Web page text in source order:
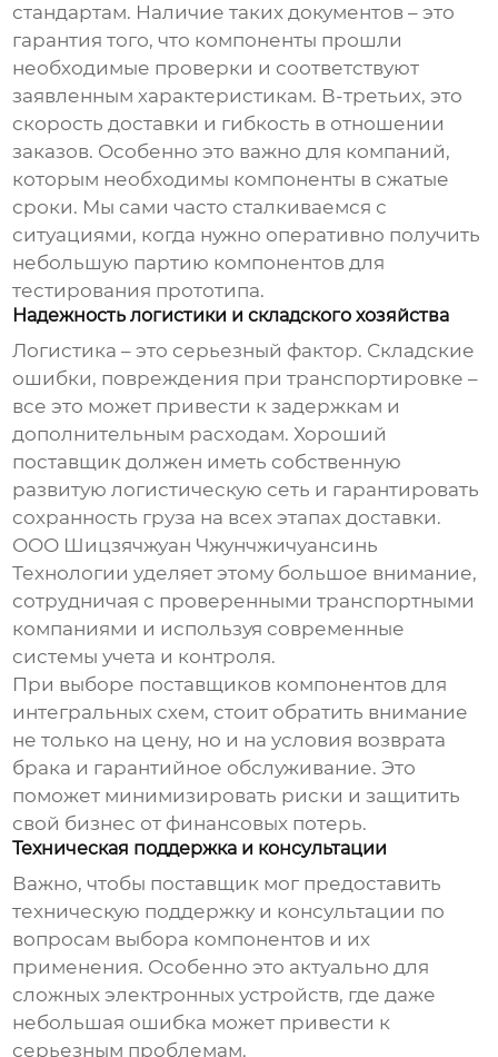
стандартам. Наличие таких документов – это
гарантия того, что компоненты прошли
необходимые проверки и соответствуют
заявленным характеристикам. В-третьих, это
скорость доставки и гибкость в отношении
заказов. Особенно это важно для компаний,
которым необходимы компоненты в сжатые
сроки. Мы сами часто сталкиваемся с
ситуациями, когда нужно оперативно получить
небольшую партию компонентов для
тестирования прототипа.
Надежность логистики и складского хозяйства
Логистика – это серьезный фактор. Складские
ошибки, повреждения при транспортировке –
все это может привести к задержкам и
дополнительным расходам. Хороший
поставщик должен иметь собственную
развитую логистическую сеть и гарантировать
сохранность груза на всех этапах доставки.
ООО Шицзячжуан Чжунчжичуансинь
Технологии уделяет этому большое внимание,
сотрудничая с проверенными транспортными
компаниями и используя современные
системы учета и контроля.
При выборе поставщиков компонентов для
интегральных схем, стоит обратить внимание
не только на цену, но и на условия возврата
брака и гарантийное обслуживание. Это
поможет минимизировать риски и защитить
свой бизнес от финансовых потерь.
Техническая поддержка и консультации
Важно, чтобы поставщик мог предоставить
техническую поддержку и консультации по
вопросам выбора компонентов и их
применения. Особенно это актуально для
сложных электронных устройств, где даже
небольшая ошибка может привести к
серьезным проблемам.